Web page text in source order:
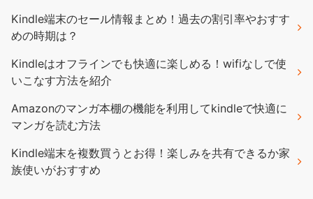
Kindle端末のセール情報まとめ！過去の割引率やおすす
めの時期は？
Kindleはオフラインでも快適に楽しめる！wifiなしで使
いこなす方法を紹介
Amazonのマンガ本棚の機能を利用してkindleで快適に
マンガを読む方法
Kindle端末を複数買うとお得！楽しみを共有できるか家
族使いがおすすめ